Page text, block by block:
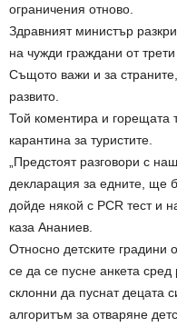
ограничения отново.
Здравният министър
на чужди граждани от
Същото важи и за
развито.
Той коментира и горещата
карантина за туристите.
„Предстоят разговори с
декларация за едните, ще
дойде някой с PCR тест и
каза Ананиев.
Относно детските
се да се пусне анкета сред
склонни да пуснат децата
алгоритъм за отваряне